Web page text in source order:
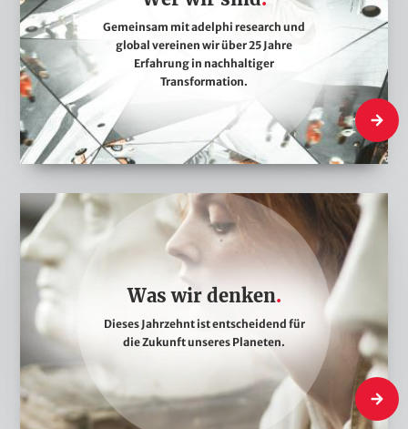
i
r
s
i
n
d
Gemeinsam mit adelphi research und
global vereinen wir über 25 Jahre
Erfahrung in nachhaltiger
Transformation.
Wer
W
a
s
n
Was wir denken
Dieses Jahrzehnt ist entscheidend für
die Zukunft unseres Planeten.
Was